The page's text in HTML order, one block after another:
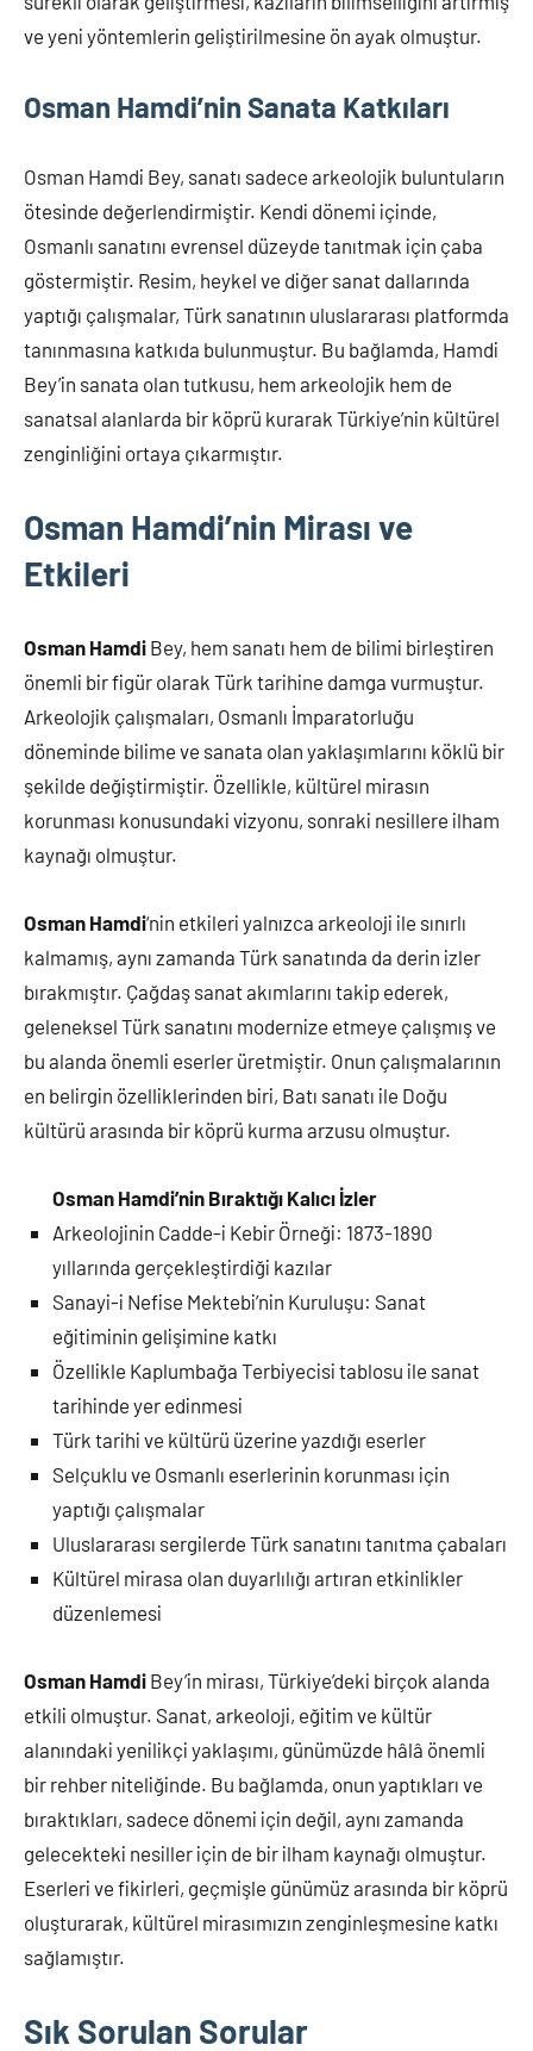
ve yeni yöntemlerin geliştirilmesine ön ayak olmuştur.
Osman Hamdi’nin Sanata Katkıları
Osman Hamdi Bey, sanatı sadece arkeolojik buluntuların
ötesinde değerlendirmiştir. Kendi dönemi içinde,
Osmanlı sanatını evrensel düzeyde tanıtmak için çaba
göstermiştir. Resim, heykel ve diğer sanat dallarında
yaptığı çalışmalar, Türk sanatının uluslararası platformda
tanınmasına katkıda bulunmuştur. Bu bağlamda, Hamdi
Bey’in sanata olan tutkusu, hem arkeolojik hem de
sanatsal alanlarda bir köprü kurarak Türkiye’nin kültürel
zenginliğini ortaya çıkarmıştır.
Osman Hamdi’nin Mirası ve
Etkileri
Osman Hamdi Bey, hem sanatı hem de bilimi birleştiren
önemli bir figür olarak Türk tarihine damga vurmuştur.
Arkeolojik çalışmaları, Osmanlı İmparatorluğu
döneminde bilime ve sanata olan yaklaşımlarını köklü bir
şekilde değiştirmiştir. Özellikle, kültürel mirasın
korunması konusundaki vizyonu, sonraki nesillere ilham
kaynağı olmuştur.
Osman Hamdi‘nin etkileri yalnızca arkeoloji ile sınırlı
kalmamış, aynı zamanda Türk sanatında da derin izler
bırakmıştır. Çağdaş sanat akımlarını takip ederek,
geleneksel Türk sanatını modernize etmeye çalışmış ve
bu alanda önemli eserler üretmiştir. Onun çalışmalarının
en belirgin özelliklerinden biri, Batı sanatı ile Doğu
kültürü arasında bir köprü kurma arzusu olmuştur.
Osman Hamdi’nin Bıraktığı Kalıcı İzler
Arkeolojinin Cadde-i Kebir Örneği: 1873-1890
yıllarında gerçekleştirdiği kazılar
Sanayi-i Nefise Mektebi’nin Kuruluşu: Sanat
eğitiminin gelişimine katkı
Özellikle Kaplumbağa Terbiyecisi tablosu ile sanat
tarihinde yer edinmesi
Türk tarihi ve kültürü üzerine yazdığı eserler
Selçuklu ve Osmanlı eserlerinin korunması için
yaptığı çalışmalar
Uluslararası sergilerde Türk sanatını tanıtma çabaları
Kültürel mirasa olan duyarlılığı artıran etkinlikler
düzenlemesi
Osman Hamdi Bey’in mirası, Türkiye’deki birçok alanda
etkili olmuştur. Sanat, arkeoloji, eğitim ve kültür
alanındaki yenilikçi yaklaşımı, günümüzde hâlâ önemli
bir rehber niteliğinde. Bu bağlamda, onun yaptıkları ve
bıraktıkları, sadece dönemi için değil, aynı zamanda
gelecekteki nesiller için de bir ilham kaynağı olmuştur.
Eserleri ve fikirleri, geçmişle günümüz arasında bir köprü
oluşturarak, kültürel mirasımızın zenginleşmesine katkı
sağlamıştır.
Sık Sorulan Sorular